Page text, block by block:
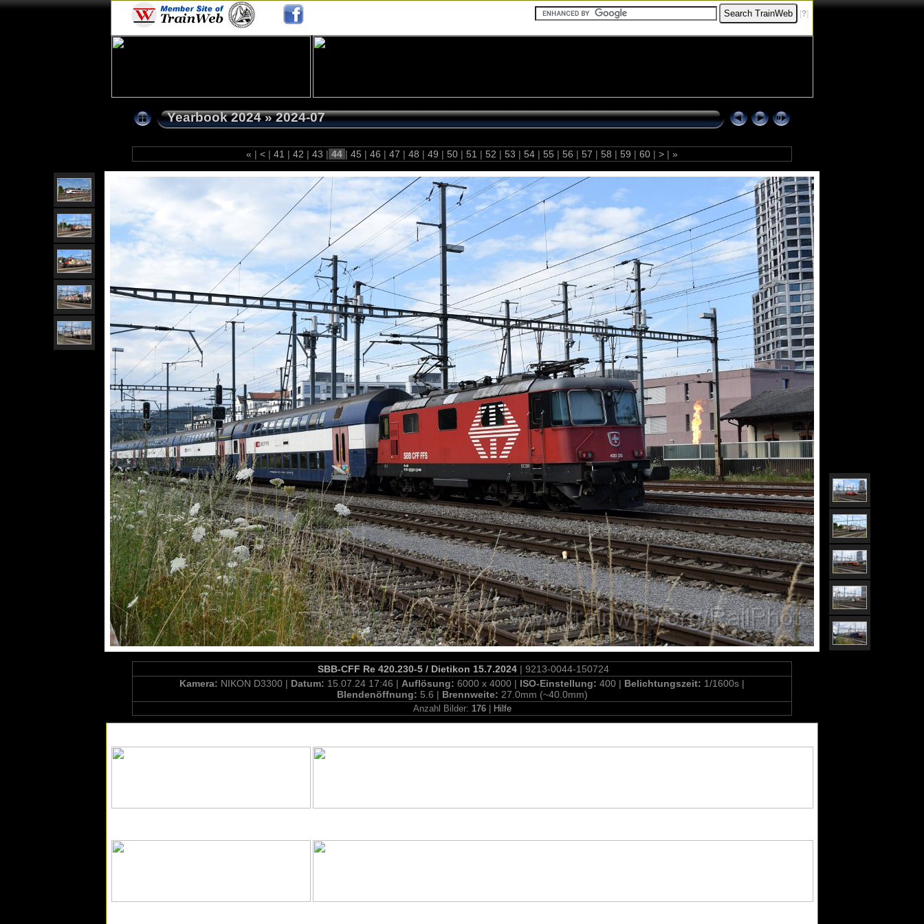
[?]
Yearbook 2024»2024-07
« | < | 41 | 42 | 43 | 44 | 45 | 46 | 47 | 48 | 49 | 50 | 51 | 52 | 53 | 54 | 55 | 56 | 57 | 58 | 59 | 60 | > | »
SBB-CFF Re 420.230-5 / Dietikon 15.7.2024 | 9213-0044-150724
Kamera: NIKON D3300 | Datum: 15.07.24 17:46 | Auflösung: 6000 x 4000 | ISO-Einstellung: 400 | Belichtungszeit: 1/1600s |
Blendenöffnung: 5.6 | Brennweite: 27.0mm (~40.0mm)
Anzahl Bilder: 176| Hilfe